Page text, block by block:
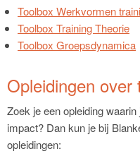
Toolbox Werkvormen
Toolbox Training Theorie
Toolbox Groepsdynamica
Opleidingen
Zoek je een opleiding
impact? Dan kun je bij
opleidingen: